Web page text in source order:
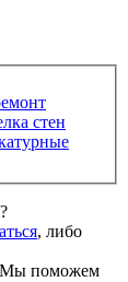
стен
, либо
Мы поможем